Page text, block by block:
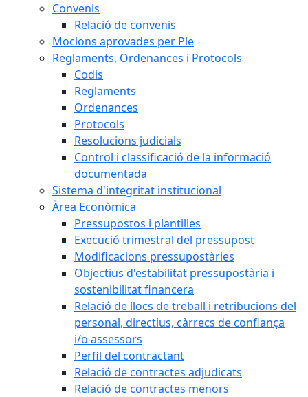
Convenis
Relació de convenis
Mocions aprovades per Ple
Reglaments, Ordenances i Protocols
Codis
Reglaments
Ordenances
Protocols
Resolucions judicials
Control i classificació de la informació
documentada
Sistema d'integritat institucional
Àrea Econòmica
Pressupostos i plantilles
Execució trimestral del pressupost
Modificacions pressupostàries
Objectius d'estabilitat pressupostària i
sostenibilitat financera
Relació de llocs de treball i retribucions del
personal, directius, càrrecs de confiança
i/o assessors
Perfil del contractant
Relació de contractes adjudicats
Relació de contractes menors